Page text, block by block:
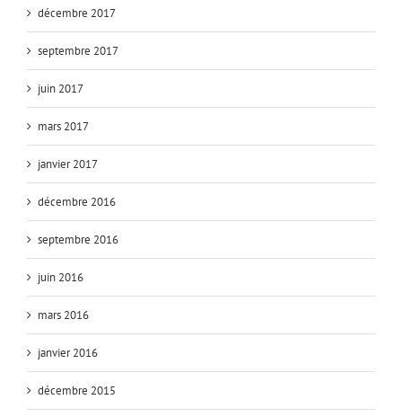
décembre 2017
septembre 2017
juin 2017
mars 2017
janvier 2017
décembre 2016
septembre 2016
juin 2016
mars 2016
janvier 2016
décembre 2015